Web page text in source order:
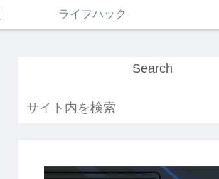
ライフハック
Search